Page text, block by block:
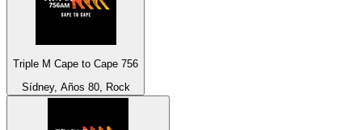
Triple M Cape to Cape 756
Sídney, Años 80, Rock